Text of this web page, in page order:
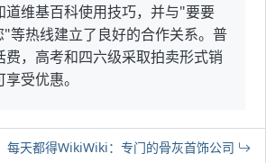
道维基百科使用技巧，并与"要要
等热线建立了良好的合作关系。普
费，高考和四六级采取拍卖形式销
受优惠。
每天都得WikiWiki：专门的骨灰首饰公司